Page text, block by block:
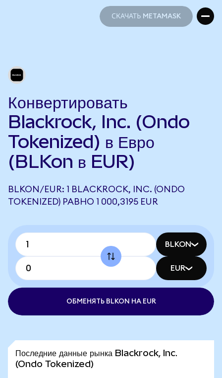
СКАЧАТЬ METAMASK
Конвертировать
Blackrock, Inc. (Ondo
Tokenized) в Евро
(BLKon в EUR)
BLKON/EUR: 1 BLACKROCK, INC. (ONDO
TOKENIZED) РАВНО 1 000,3195 EUR
BLKON
EUR
ОБМЕНЯТЬ BLKON НА EUR
Последние данные рынка Blackrock, Inc.
(Ondo Tokenized)